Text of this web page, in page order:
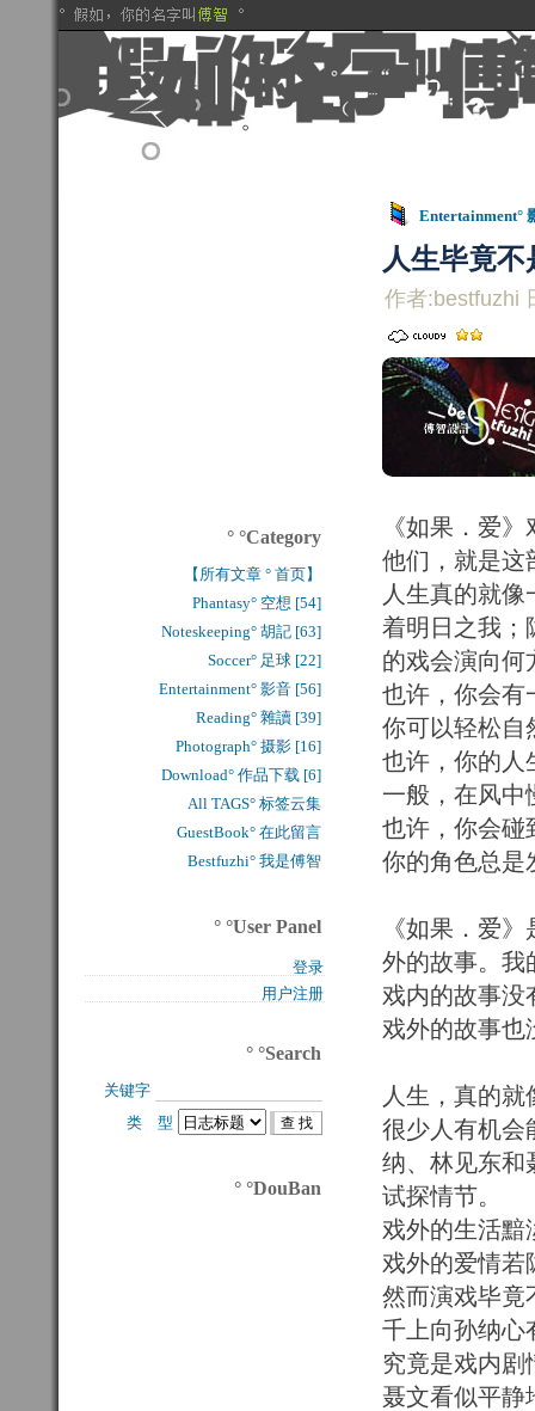
Entertainment°
人生毕竟
作者:bestfuzhi
《如果．爱
他们，就是这
人生真的就
着明日之我；
的戏会演向何
也许，你会有
你可以轻松自
也许，你的人
一般，在风中
也许，你会碰
你的角色总是
《如果．爱
外的故事。我
戏内的故事没
戏外的故事也
人生，真的
很少人有机会
纳、林见东和
试探情节。
戏外的生活黯
戏外的爱情若
然而演戏毕竟
千上向孙纳心
究竟是戏内剧
聂文看似平静
° °Category
【所有文章 ° 首页】
Phantasy° 空想 [54]
Noteskeeping° 胡記 [63]
Soccer° 足球 [22]
Entertainment° 影音 [56]
Reading° 雜讀 [39]
Photograph° 摄影 [16]
Download° 作品下载 [6]
All TAGS° 标签云集
GuestBook° 在此留言
Bestfuzhi° 我是傅智
° °User Panel
登录
用户注册
° °Search
关键字
类 型
° °DouBan